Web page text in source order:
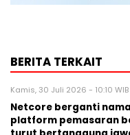
BERITA TERKAIT
Kamis, 30 Juli 2026 - 10:10 WIB
Netcore berganti
platform pemasaran